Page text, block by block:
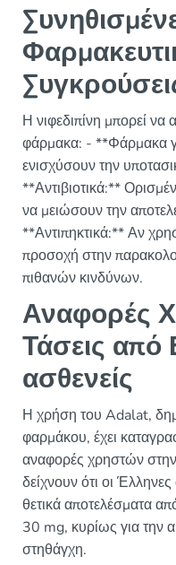
Η νιφεδιπίνη μπορεί να
φάρμακα: - **Φάρμακα
ενισχύσουν την
**Αντιβιοτικά:**
να μειώσουν την
**Αντιπηκτικά:** Αν
προσοχή στην
πιθανών κινδύνων.
Αναφορές
Τάσεις από
ασθενείς
Η χρήση του Adalat,
φαρμάκου, έχει
αναφορές χρηστών στην
δείχνουν ότι οι
θετικά αποτελέσματα
30 mg, κυρίως για την
στηθάγχη.